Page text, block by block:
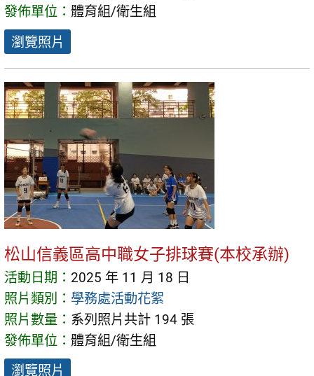
發佈單位： 體育組/衛生組
瀏覽照片
松山信義區高中職女子排球賽(本校承辦)
活動日期： 2025 年 11 月 18 日
照片類別： 學務處活動花絮
照片數量： 系列照片共計 194 張
發佈單位： 體育組/衛生組
瀏覽照片